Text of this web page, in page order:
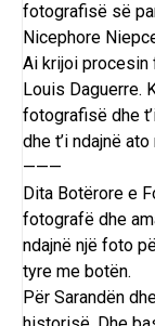
fotografisë së
Nicephore
Ai krijoi procesin
Louis Daguerre.
fotografisë dhe
dhe t’i ndajnë
———
Dita Botërore e
fotografë dhe
ndajnë një foto
tyre me botën.
Për Sarandën